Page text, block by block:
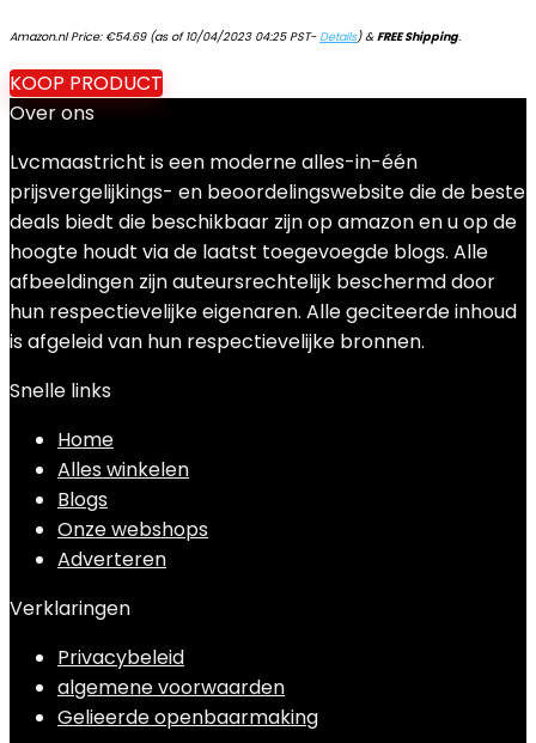
Amazon.nl Price: €54.69(as of 10/04/2023 04:25 PST-Details)&FREE Shipping.
KOOP PRODUCT
Over ons
Lvcmaastricht is een moderne alles-in-één
prijsvergelijkings- en beoordelingswebsite die de beste
deals biedt die beschikbaar zijn op amazon en u op de
hoogte houdt via de laatst toegevoegde blogs. Alle
afbeeldingen zijn auteursrechtelijk beschermd door
hun respectievelijke eigenaren. Alle geciteerde inhoud
is afgeleid van hun respectievelijke bronnen.
Snelle links
Home
Alles winkelen
Blogs
Onze webshops
Adverteren
Verklaringen
Privacybeleid
algemene voorwaarden
Gelieerde openbaarmaking